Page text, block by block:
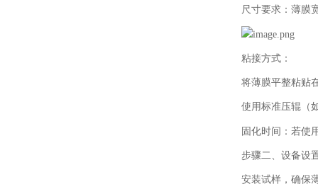
尺寸要求：薄膜
粘接方式：
将薄膜平整粘贴
使用标准压辊（
固化时间：若使
步骤二、设备设
安装试样，确保